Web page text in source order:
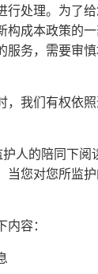
行处理。为了
构成本政策的
服务，需要审
，我们有权依
人的陪同下
当您对您所监
容：